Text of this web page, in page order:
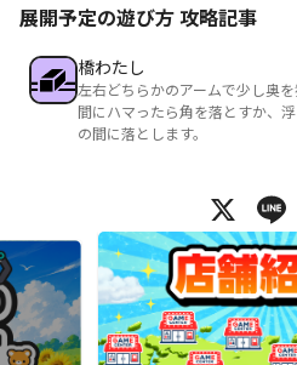
展開予定の遊び方 攻略記事
橋わたし
左右どちらかのアームで少し奥
間にハマったら角を落とすか、
の間に落とします。
X